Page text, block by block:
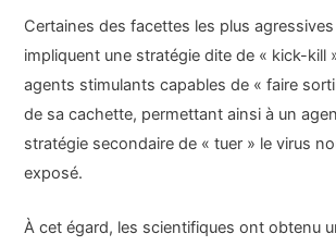
Certaines des facettes les plus
impliquent une stratégie dite de « kick-kill
agents stimulants capables de « faire
de sa cachette, permettant ainsi à un
stratégie secondaire de « tuer » le virus
exposé.
À cet égard, les scientifiques ont obtenu